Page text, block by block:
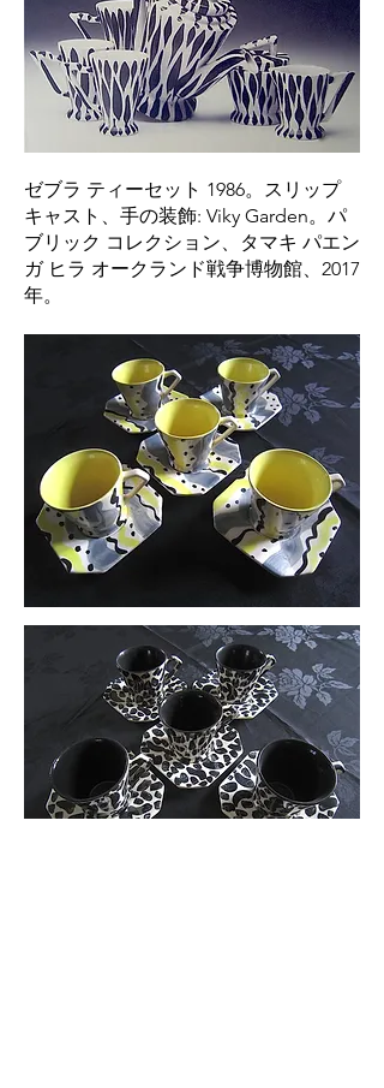
ゼブラ ティーセット 1986。スリップ
キャスト、手の装飾: Viky Garden。パ
ブリック コレクション、タマキ パエン
ガ ヒラ オークランド戦争博物館、2017
年。